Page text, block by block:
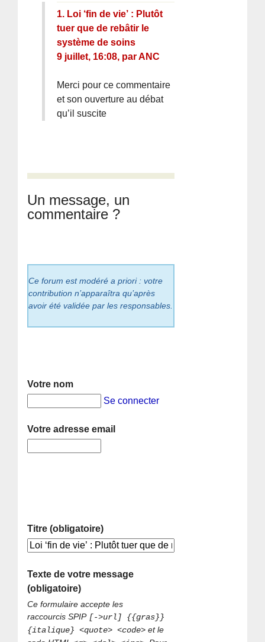
1. Loi ‘fin de vie’ : Plutôt
tuer que de rebâtir le
système de soins
9 juillet, 16:08, parANC
Merci pour ce commentaire
et son ouverture au débat
qu’il suscite
Un message, un
commentaire ?
Ce forum est modéré a priori : votre
contribution n’apparaîtra qu’après
avoir été validée par les responsables.
Votre nom
Se connecter
Votre adresse email
Titre (obligatoire)
Texte de votre message
(obligatoire)
Ce formulaire accepte les
raccourcis SPIP [->url] {{gras}}
{italique} <quote> <code> et le